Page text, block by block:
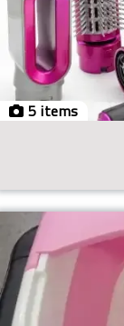
5 items